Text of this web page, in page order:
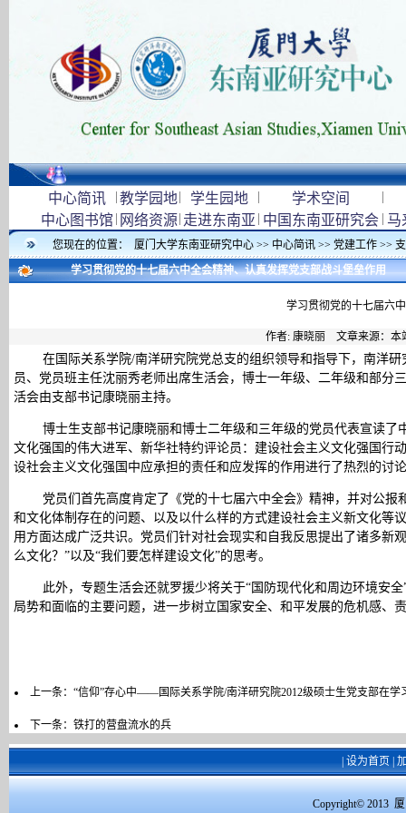
中心简讯 |教学园地| 学生园地 | 学术空间 |
中心图书馆 | 网络资源| 走进东南亚 | 中国东南亚研究会 | 马
您现在的位置： 厦门大学东南亚研究中心 >> 中心简讯 >> 党建工作 >>
学习贯彻党的十七届六中全会精神、认真发挥党支部战斗堡垒作用
学习贯彻党的十七届六
作者: 康晓丽 文章来源：本
在国际关系学院/南洋研究院党总支的组织领导和指导下，南洋
员、党员班主任沈丽秀老师出席生活会，博士一年级、二年级和部
活会由支部书记康晓丽主持。
博士生支部书记康晓丽和博士二年级和三年级的党员代表宣读
文化强国的伟大进军、新华社特约评论员：建设社会主义文化强国行
设社会主义文化强国中应承担的责任和应发挥的作用进行了热烈的讨
党员们首先高度肯定了《党的十七届六中全会》精神，并对公
和文化体制存在的问题、以及以什么样的方式建设社会主义新文化等
用方面达成广泛共识。党员们针对社会现实和自我反思提出了诸多新
么文化？”以及“我们要怎样建设文化”的思考。
此外，专题生活会还就罗援少将关于“国防现代化和周边环境安
局势和面临的主要问题，进一步树立国家安全、和平发展的危机感、
上一条： “信仰”存心中——国际关系学院/南洋研究院2012级硕士生党支部在学
下一条： 铁打的营盘流水的兵
设为首页
Copyright© 2013